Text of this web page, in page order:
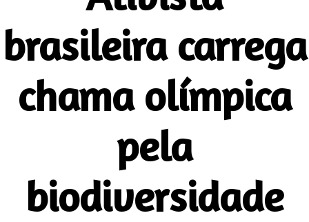
brasileira carrega
chama olímpica
pela
biodiversidade